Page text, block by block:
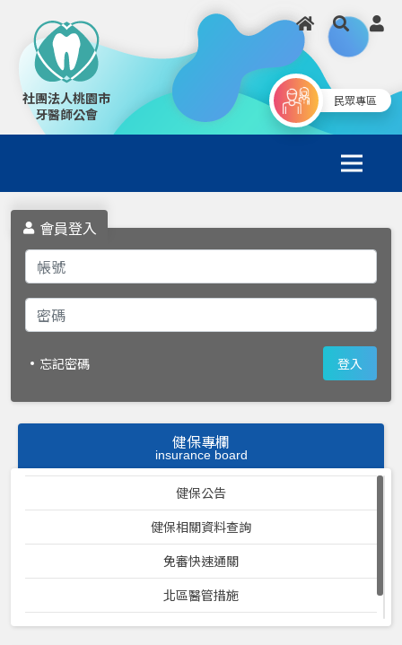
社團法人桃園市
牙醫師公會
民眾專區
會員登入
登入
忘記密碼
健保專欄
insurance board
健保公告
健保相關資料查詢
免審快速通關
北區醫管措施
衛生局相關表格查詢